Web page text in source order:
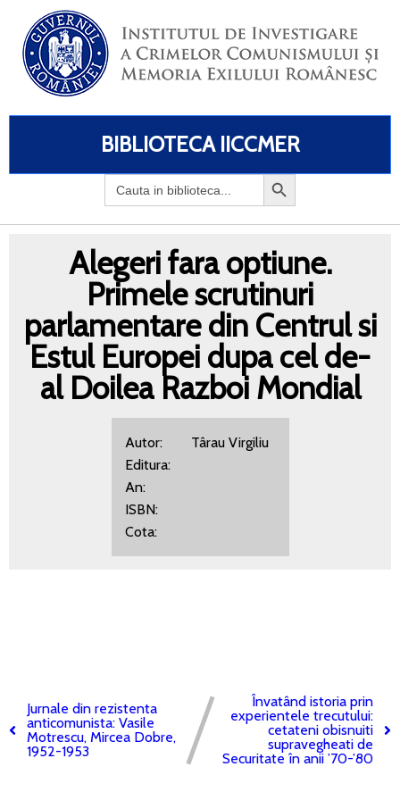
BIBLIOTECA IICCMER
Search
for:
Alegeri fara optiune.
Primele scrutinuri
parlamentare din Centrul si
Estul Europei dupa cel de-
al Doilea Razboi Mondial
Autor: Târau Virgiliu
Editura:
An:
ISBN:
Cota:
Jurnale din rezistenta
anticomunista: Vasile
Motrescu, Mircea Dobre,
1952-1953
Învatând istoria prin
experientele trecutului:
cetateni obisnuiti
supravegheati de
Securitate în anii ’70-’80